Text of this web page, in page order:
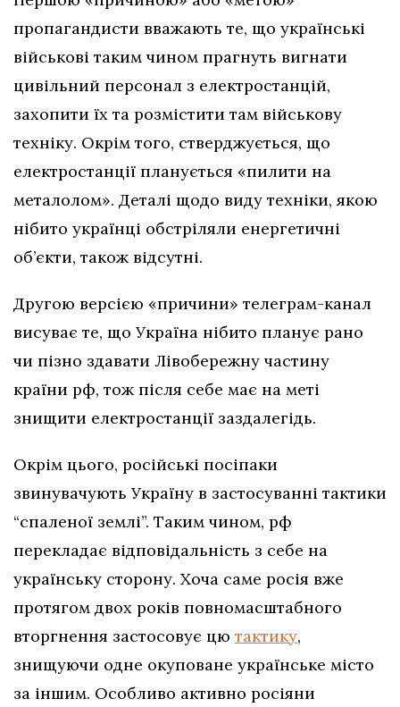
пропагандисти вважають те, що українські
військові таким чином прагнуть вигнати
цивільний персонал з електростанцій,
захопити їх та розмістити там військову
техніку. Окрім того, стверджується, що
електростанції планується «пилити на
металолом». Деталі щодо виду техніки, якою
нібито українці обстріляли енергетичні
об’єкти, також відсутні.
Другою версією «причини» телеграм-канал
висуває те, що Україна нібито планує рано
чи пізно здавати Лівобережну частину
країни рф, тож після себе має на меті
знищити електростанції заздалегідь.
Окрім цього, російські посіпаки
звинувачують Україну в застосуванні тактики
“спаленої землі”. Таким чином, рф
перекладає відповідальність з себе на
українську сторону. Хоча саме росія вже
протягом двох років повномасштабного
вторгнення застосовує цю тактику,
знищуючи одне окуповане українське місто
за іншим. Особливо активно росіяни